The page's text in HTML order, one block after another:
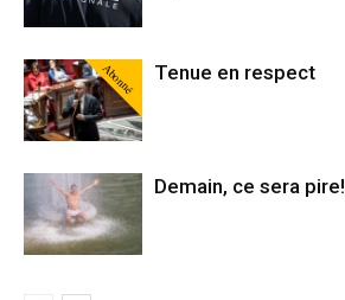
Abonné Tenue en respect
Demain, ce sera pire!